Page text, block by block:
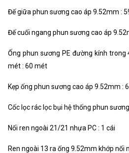
Đế giữa phun sương cao áp 9.52mm :
Đế cuối ngang phun sương cao áp
Ống phun sương PE đường kính
mét : 60 mét
Kẹp ống phun sương cao áp 9.52mm :
Cốc lọc rác lọc bụi hệ thống phun
Nối ren ngoài 21/21 nhựa PC : 1 cái
Ren ngoài 13 ra ống 9.52mm khớp nối